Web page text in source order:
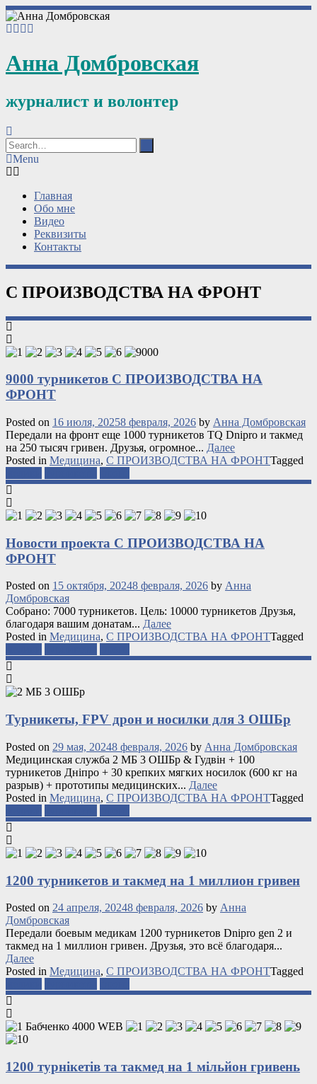
Анна Домбровская
журналист и волонтер
Menu
Главная
Обо мне
Видео
Реквизиты
Контакты
С ПРОИЗВОДСТВА НА ФРОНТ
9000 турникетов С ПРОИЗВОДСТВА НА
ФРОНТ
Posted on 16 июля, 20258 февраля, 2026 by Анна Домбровская
Передали на фронт еще 1000 турникетов TQ Dnipro и такмед
на 250 тысяч гривен. Друзья, огромное... Далее
Posted in Медицина, С ПРОИЗВОДСТВА НА ФРОНТTagged
Новости проекта С ПРОИЗВОДСТВА НА
ФРОНТ
Posted on 15 октября, 20248 февраля, 2026 by Анна
Домбровская
Собрано: 7000 турникетов. Цель: 10000 турникетов Друзья,
благодаря вашим донатам... Далее
Posted in Медицина, С ПРОИЗВОДСТВА НА ФРОНТTagged
Турникеты, FPV дрон и носилки для 3 ОШБр
Posted on 29 мая, 20248 февраля, 2026 by Анна Домбровская
Медицинская служба 2 МБ 3 ОШБр & Гудвін + 100
турникетов Дніпро + 30 крепких мягких носилок (600 кг на
разрыв) + прототипы медицинских... Далее
Posted in Медицина, С ПРОИЗВОДСТВА НА ФРОНТTagged
1200 турникетов и такмед на 1 миллион гривен
Posted on 24 апреля, 20248 февраля, 2026 by Анна
Домбровская
Передали боевым медикам 1200 турникетов Dnipro gen 2 и
такмед на 1 миллион гривен. Друзья, это всё благодаря...
Далее
Posted in Медицина, С ПРОИЗВОДСТВА НА ФРОНТTagged
1200 турнікетів та такмед на 1 мільйон гривень